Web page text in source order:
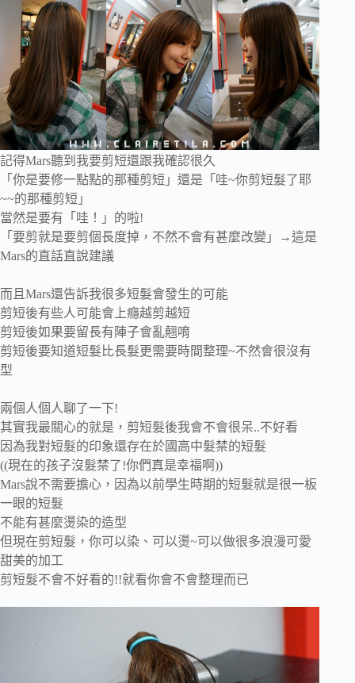
記得Mars聽到我要剪短還跟我確認很久
「你是要修一點點的那種剪短」還是「哇~你剪短髮了耶
~~的那種剪短」
當然是要有「哇！」的啦!
「要剪就是要剪個長度掉，不然不會有甚麼改變」→這是
Mars的直話直說建議
而且Mars還告訴我很多短髮會發生的可能
剪短後有些人可能會上癮越剪越短
剪短後如果要留長有陣子會亂翹唷
剪短後要知道短髮比長髮更需要時間整理~不然會很沒有
型
兩個人個人聊了一下!
其實我最關心的就是，剪短髮後我會不會很呆..不好看
因為我對短髮的印象還存在於國高中髮禁的短髮
((現在的孩子沒髮禁了!你們真是幸福啊))
Mars說不需要擔心，因為以前學生時期的短髮就是很一板
一眼的短髮
不能有甚麼燙染的造型
但現在剪短髮，你可以染、可以燙~可以做很多浪漫可愛
甜美的加工
剪短髮不會不好看的!!就看你會不會整理而已